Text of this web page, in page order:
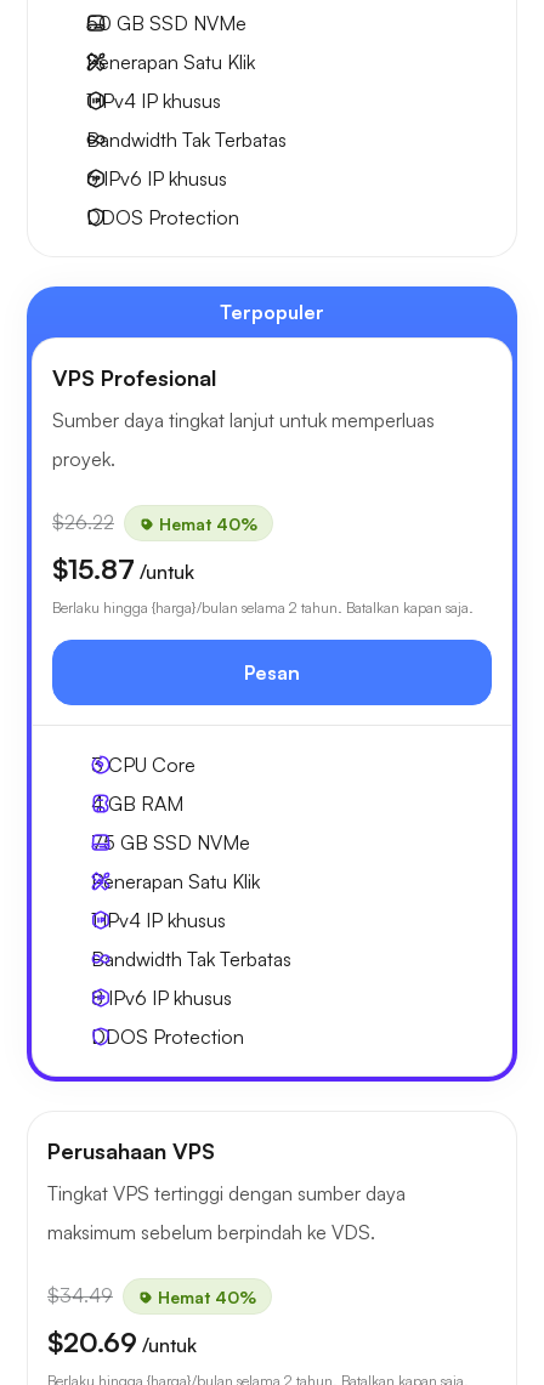
50 GB SSD NVMe
Penerapan Satu Klik
1 IPv4 IP khusus
Bandwidth Tak Terbatas
6 IPv6 IP khusus
DDOS Protection
Terpopuler
VPS Profesional
Sumber daya tingkat lanjut untuk memperluas
proyek.
$26.22 Hemat 40%
$15.87 /untuk
Berlaku hingga {harga}/bulan selama 2 tahun. Batalkan kapan saja.
Pesan
3CPU Core
4 GB RAM
75 GB SSD NVMe
Penerapan Satu Klik
1 IPv4 IP khusus
Bandwidth Tak Terbatas
8 IPv6 IP khusus
DDOS Protection
Perusahaan VPS
Tingkat VPS tertinggi dengan sumber daya
maksimum sebelum berpindah ke VDS.
$34.49 Hemat 40%
$20.69 /untuk
Berlaku hingga {harga}/bulan selama 2 tahun. Batalkan kapan saja.